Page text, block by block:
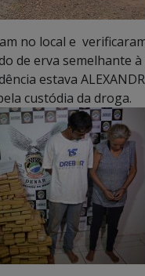
no local e
de erva semelhante
estava
custódia da droga.